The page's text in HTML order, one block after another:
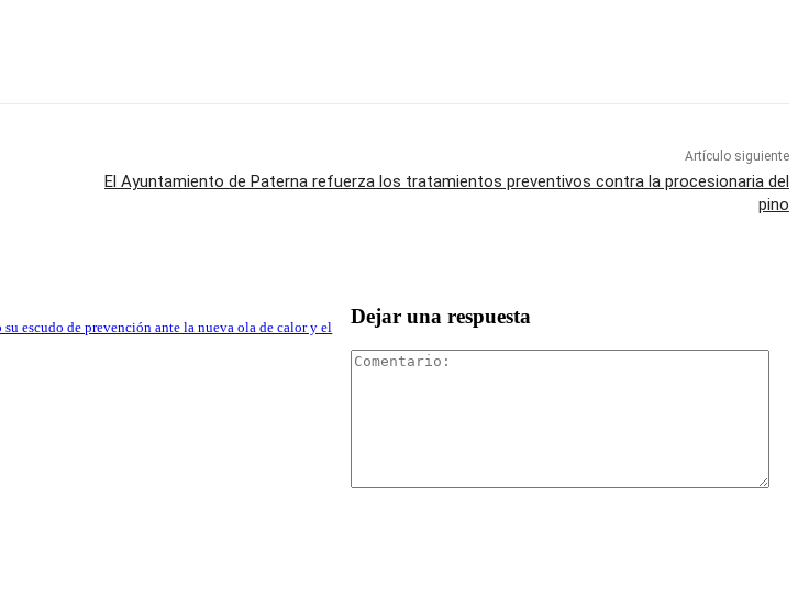
Artículo siguiente
El Ayuntamiento de Paterna refuerza los tratamientos preventivos contra la procesionaria del
pino
escudo de prevención ante la nueva ola de calor y el
Dejar una respuesta